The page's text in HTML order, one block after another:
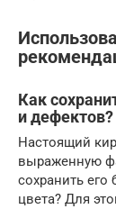
Как
и дефектов?
Настоящий
выраженную
сохранить его
цвета? Для